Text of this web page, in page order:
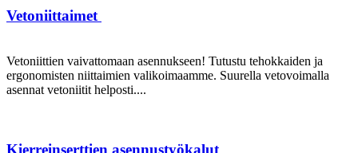
Vetoniittaimet
Vetoniittien vaivattomaan asennukseen! Tutustu tehokkaiden ja
ergonomisten niittaimien valikoimaamme. Suurella vetovoimalla
asennat vetoniitit helposti....
Kierreinserttien asennustyökalut